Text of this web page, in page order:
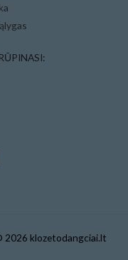
2026 klozetodangciai.lt